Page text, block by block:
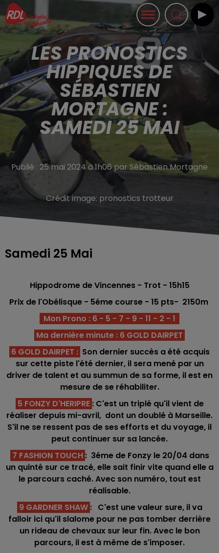
LES PRONOSTICS
HIPPIQUES DE
SÉBASTIEN
MORTAGNE :
SAMEDI 25 MAI
Publié : 25 mai 2024 à 1h06 par Sébastien Mortagne
Crédit image: pronostics trotteur
Samedi 25 Mai
Hippodrome de Vincennes - Trot - 15h15
Prix de l'Obélisque - 5éme course - 15 pts- 2150m
Mon Prono : 6 - 5 - 7 - 9 - 11 - 2 - 1
Ma dernière minute : 6 GOLD DAIRPET
6 GOLD DAIRPET : Son dernier succès a été acquis
sur cette piste l'été dernier, il sera mené par un
driver de talent et au summun de sa forme, il est en
mesure de se réhabiliter.
5 FONZY D'HERIPRE : C'est un triplé qu'il vient de
réaliser depuis mi-avril, dont un doublé à Marseille.
S'il ne se ressent pas de ses efforts et du voyage, il
peut continuer sur sa lancée.
7 FASHION TOUCH : 3éme de Fonzy le 20/04 dans
un quinté sur ce tracé, elle sait finir vite quand elle a
le parcours caché. Avec son numéro, tout est
réalisable.
9 GARDNER SHAW : C'est une valeur sure, il va
falloir ici qu'il slalome pour ne pas tomber derrière
un rideau de chevaux sur leur fin. Avec le bon
parcours, il est à même de s'imposer.